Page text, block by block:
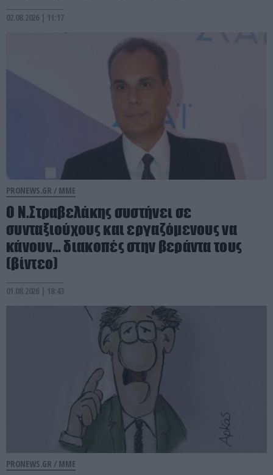
02.08.2026 | 11:17
PRONEWS.GR / ΜΜΕ
Ο Ν.Στραβελάκης συστήνει σε
συνταξιούχους και εργαζόμενους να
κάνουν… διακοπές στην βεράντα τους
(βίντεο)
01.08.2026 | 18:43
PRONEWS.GR / ΜΜΕ